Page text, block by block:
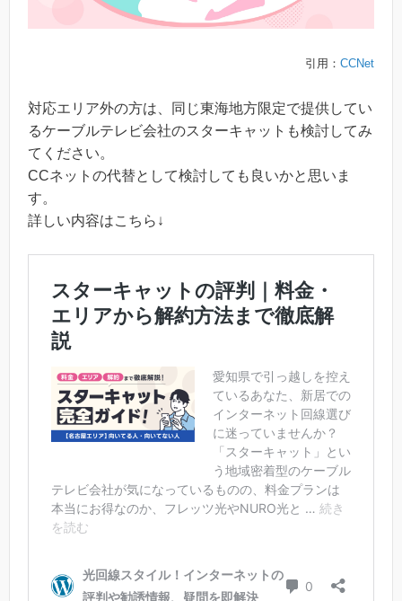
引用： CCNet
対応エリア外の方は、同じ東海地方限定で提供してい
るケーブルテレビ会社のスターキャットも検討してみ
てください。
CCネットの代替として検討しても良いかと思いま
す。
詳しい内容はこちら↓